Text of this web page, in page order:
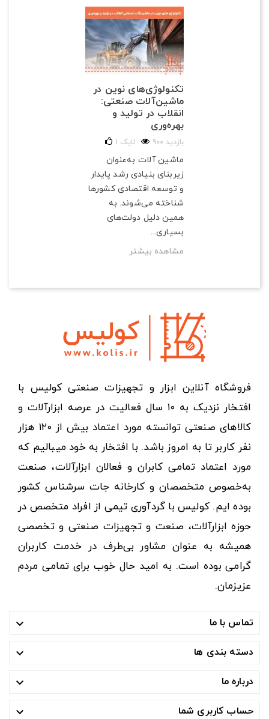
تکنولوژی‌های نوین در
ماشین‌آلات صنعتی:
انقلاب در تولید و
بهره‌وری
900 بازدید 1 لایک
ماشین آلات به‌عنوان
زیربنای بنیادی رشد پایدار
و توسعه اقتصادی کشورها
شناخته می‌شوند. به
همین دلیل دولت‌های
بسیاری...
مشاهده بیشتر
فروشگاه آنلاین ابزار و تجهیزات صنعتی کولیس با
افتخار نزدیک به ۱۰ سال فعالیت در عرصه ابزارآلات و
کالاهای صنعتی توانسته مورد اعتماد بیش از ۱۲۰ هزار
نفر کاربر تا به امروز باشد. با افتخار به خود میبالیم که
مورد اعتماد تمامی کابران و فعالان ابزارآلات، صنعت
به‌خصوص متخصصان و کارخانه جات سرشناس کشور
بوده ایم. کولیس با گردآوری تیمی از افراد متخصص در
حوزه ابزارآلات، صنعت و تجهیزات صنعتی و تخصصی
همیشه به عنوان مشاور بی‌طرف در خدمت کاربران
گرامی بوده است. به امید حال خوب برای تمامی مردم
عزیزمان.
تماس با ما 
دسته بندی ها 
درباره ما 
حساب کاربری شما 